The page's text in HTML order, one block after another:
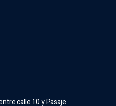
calle 10 y Pasaje